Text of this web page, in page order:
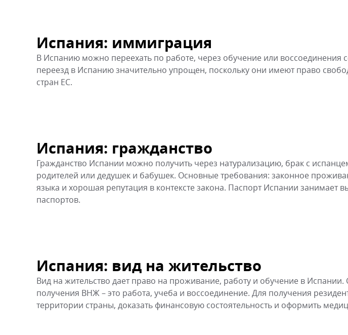
Испания: иммиграция
В Испанию можно переехать по работе, через обучение или воссоединения
переезд в Испанию значительно упрощен, поскольку они имеют право
стран ЕС.
Испания: гражданство
Гражданство Испании можно получить через натурализацию, брак с
родителей или дедушек и бабушек. Основные требования: законное
языка и хорошая репутация в контексте закона. Паспорт Испании занимает
паспортов.
Испания: вид на жительство
Вид на жительство дает право на проживание, работу и обучение в
получения ВНЖ – это работа, учеба и воссоединение. Для получения
территории страны, доказать финансовую состоятельность и оформить